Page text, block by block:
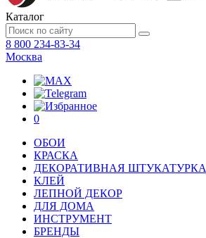
Каталог
8 800 234-83-34
Москва
0
ОБОИ
КРАСКА
ДЕКОРАТИВНАЯ ШТУКАТУРКА
КЛЕЙ
ЛЕПНОЙ ДЕКОР
ДЛЯ ДОМА
ИНСТРУМЕНТ
БРЕНДЫ